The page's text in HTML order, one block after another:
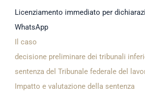
Licenziamento immediato per
WhatsApp
Il caso
decisione preliminare dei tribunali
sentenza del Tribunale federale del
Impatto e valutazione della sentenza